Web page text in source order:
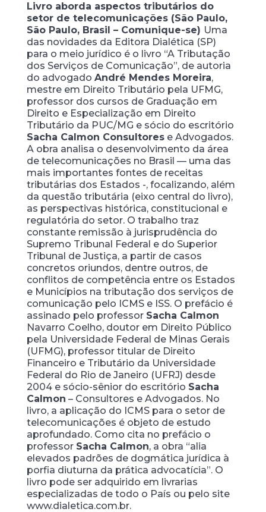
Livro aborda aspectos tributários do
setor de telecomunicações (São Paulo,
São Paulo, Brasil – Comunique-se) Uma
das novidades da Editora Dialética (SP)
para o meio jurídico é o livro “A Tributação
dos Serviços de Comunicação”, de autoria
do advogado André Mendes Moreira,
mestre em Direito Tributário pela UFMG,
professor dos cursos de Graduação em
Direito e Especialização em Direito
Tributário da PUC/MG e sócio do escritório
Sacha Calmon Consultorese Advogados.
A obra analisa o desenvolvimento da área
de telecomunicações no Brasil — uma das
mais importantes fontes de receitas
tributárias dos Estados -, focalizando, além
da questão tributária (eixo central do livro),
as perspectivas histórica, constitucional e
regulatória do setor. O trabalho traz
constante remissão à jurisprudência do
Supremo Tribunal Federal e do Superior
Tribunal de Justiça, a partir de casos
concretos oriundos, dentre outros, de
conflitos de competência entre os Estados
e Municípios na tributação dos serviços de
comunicação pelo ICMS e ISS. O prefácio é
assinado pelo professor Sacha Calmon
Navarro Coelho, doutor em Direito Público
pela Universidade Federal de Minas Gerais
(UFMG), professor titular de Direito
Financeiro e Tributário da Universidade
Federal do Rio de Janeiro (UFRJ) desde
2004 e sócio-sênior do escritório Sacha
Calmon – Consultores e Advogados. No
livro, a aplicação do ICMS para o setor de
telecomunicações é objeto de estudo
aprofundado. Como cita no prefácio o
professor Sacha Calmon, a obra “alia
elevados padrões de dogmática jurídica à
porfia diuturna da prática advocatícia”. O
livro pode ser adquirido em livrarias
especializadas de todo o País ou pelo site
www.dialetica.com.br.